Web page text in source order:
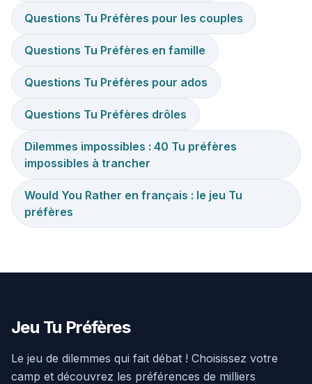
Questions Tu Préfères pour les couples
Questions Tu Préfères en famille
Questions Tu Préfères pour ados
Questions Tu Préfères drôles
Dilemmes impossibles : 40 Tu préfères
impossibles à trancher
Would You Rather en français : le jeu Tu
préfères
Jeu Tu Préfères
Le jeu de dilemmes qui fait débat ! Choisissez votre
camp et découvrez les préférences de milliers